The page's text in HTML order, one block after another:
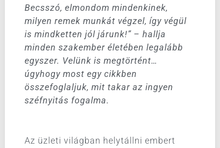
Becsszó, elmondom mindenkinek,
milyen remek munkát végzel, így végül
is mindketten jól járunk!” – hallja
minden szakember életében legalább
egyszer. Velünk is megtörtént…
úgyhogy most egy cikkben
összefoglaljuk, mit takar az ingyen
széfnyitás fogalma.
Az üzleti világban helytállni embert